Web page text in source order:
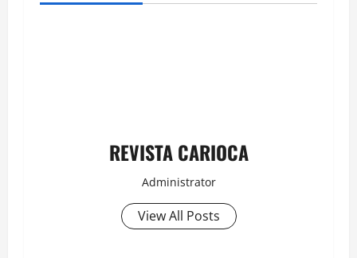
REVISTA CARIOCA
Administrator
View All Posts